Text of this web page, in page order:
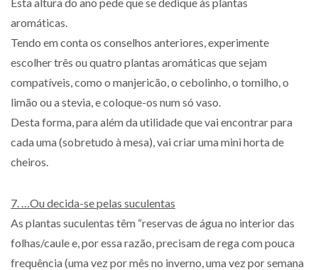
aromáticas.
Tendo em conta os conselhos anteriores, experimente
escolher três ou quatro plantas aromáticas que sejam
compatíveis, como o manjericão, o cebolinho, o tomilho, o
limão ou a stevia, e coloque-os num só vaso.
Desta forma, para além da utilidade que vai encontrar para
cada uma (sobretudo à mesa), vai criar uma mini horta de
cheiros.
7. …Ou decida-se pelas suculentas
As plantas suculentas têm “reservas de água no interior das
folhas/caule e, por essa razão, precisam de rega com pouca
frequência (uma vez por mês no inverno, uma vez por semana